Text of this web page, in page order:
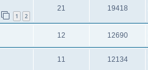
1 2
21 19418
12 12690
11 12134